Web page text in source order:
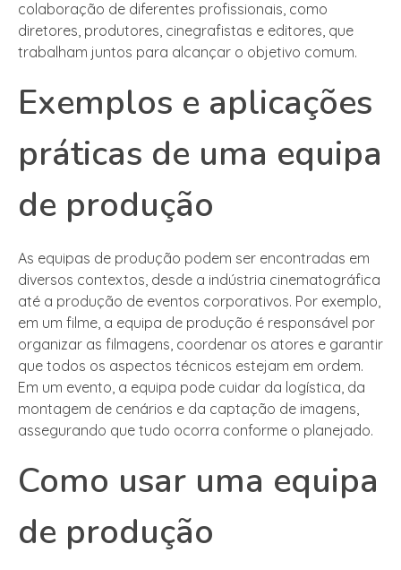
colaboração de diferentes profissionais, como
diretores, produtores, cinegrafistas e editores, que
trabalham juntos para alcançar o objetivo comum.
Exemplos e aplicações
práticas de uma equipa
de produção
As equipas de produção podem ser encontradas em
diversos contextos, desde a indústria cinematográfica
até a produção de eventos corporativos. Por exemplo,
em um filme, a equipa de produção é responsável por
organizar as filmagens, coordenar os atores e garantir
que todos os aspectos técnicos estejam em ordem.
Em um evento, a equipa pode cuidar da logística, da
montagem de cenários e da captação de imagens,
assegurando que tudo ocorra conforme o planejado.
Como usar uma equipa
de produção